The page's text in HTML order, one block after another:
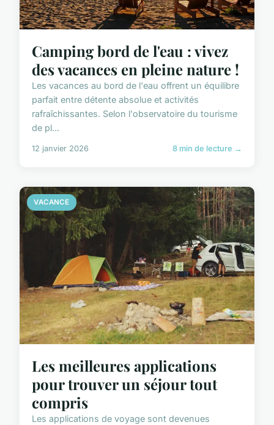
Camping bord de l'eau : vivez
des vacances en pleine nature !
Les vacances au bord de l'eau offrent un équilibre
parfait entre détente absolue et activités
rafraîchissantes. Selon l'observatoire du tourisme
de pl...
12 janvier 2026 8 min de lecture →
VACANCE
Les meilleures applications
pour trouver un séjour tout
compris
Les applications de voyage sont devenues